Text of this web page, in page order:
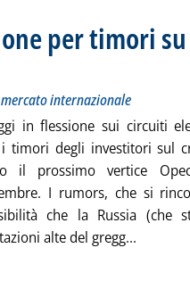
per timori
sul mercato internazionale
alle 13.0.
internazionale
in flessione sui circuiti
timori degli investitori sul
il prossimo vertice
I rumors, che si
che la Russia (che
alte del gregg...